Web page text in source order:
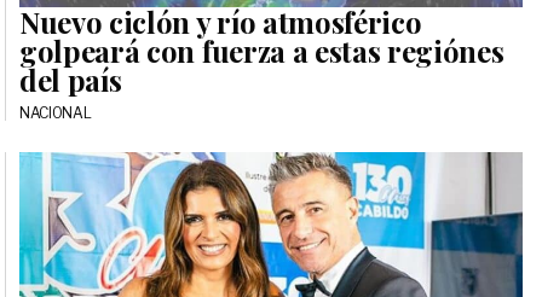
Nuevo ciclón y río atmosférico
golpeará con fuerza a estas regiónes
del país
NACIONAL